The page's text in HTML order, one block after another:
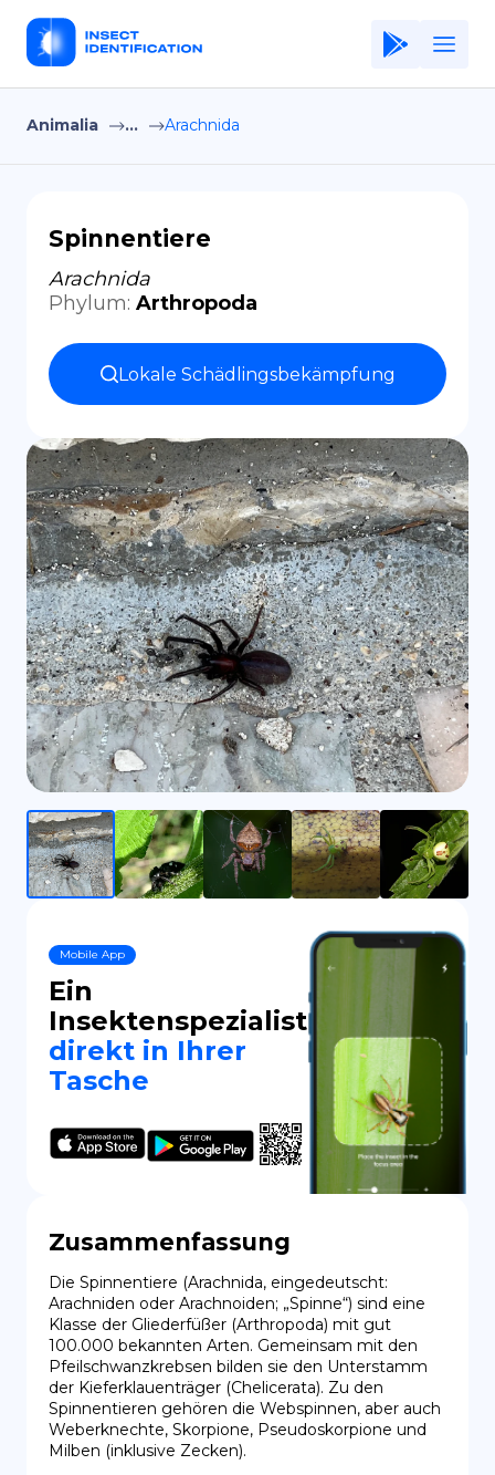
Home
Terms of Use
Privacy Policy
EN
FR
ES
Animalia ... Arachnida
Spinnentiere
Arachnida
Phylum: Arthropoda
Lokale Schädlingsbekämpfung
Mobile App
Ein
Insektenspezialist
direkt in Ihrer
Tasche
Zusammenfassung
Die Spinnentiere (Arachnida, eingedeutscht:
Arachniden oder Arachnoiden; „Spinne“) sind eine
Klasse der Gliederfüßer (Arthropoda) mit gut
100.000 bekannten Arten. Gemeinsam mit den
Pfeilschwanzkrebsen bilden sie den Unterstamm
der Kieferklauenträger (Chelicerata). Zu den
Spinnentieren gehören die Webspinnen, aber auch
Weberknechte, Skorpione, Pseudoskorpione und
Milben (inklusive Zecken).